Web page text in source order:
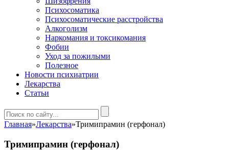
Психосоматика
Психосоматические расстройства
Алкоголизм
Наркомания и токсикомания
Фобии
Уход за пожилыми
Полезное
Новости психиатрии
Лекарства
Статьи
Главная»Лекарства»Тримипрамин (герфонал)
Тримипрамин (герфонал)